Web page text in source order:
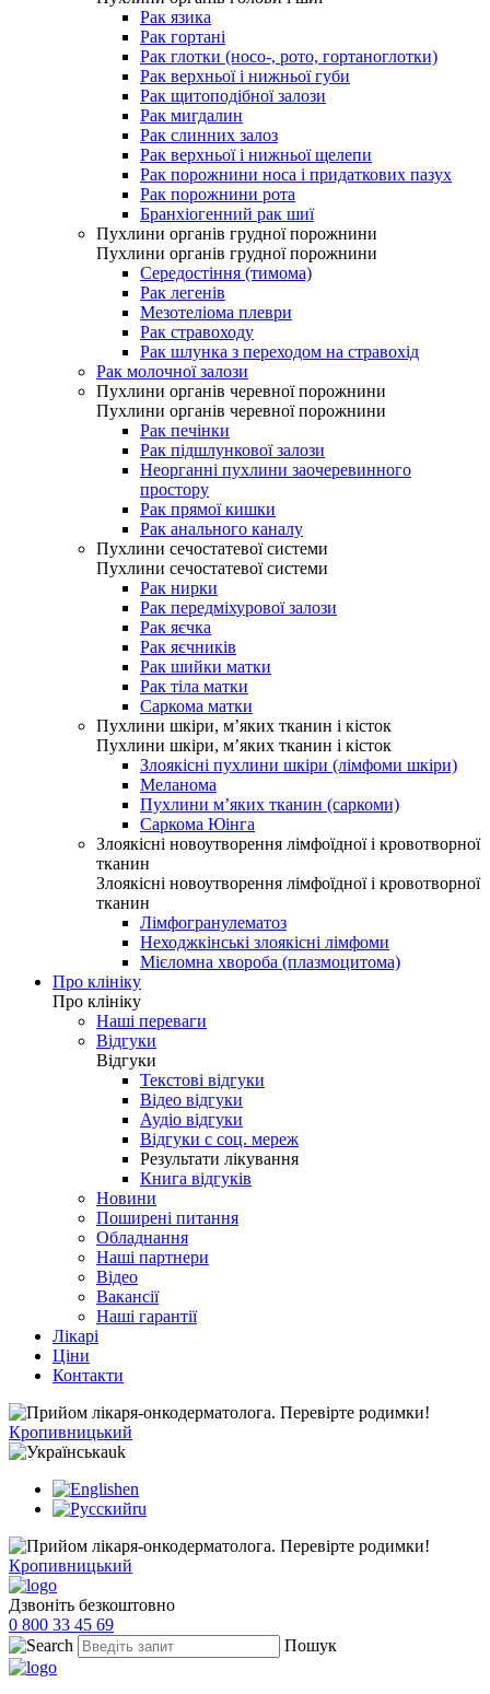
Рак язика
Рак гортані
Рак глотки (носо-, рото, гортаноглотки)
Рак верхньої і нижньої губи
Рак щитоподібної залози
Рак мигдалин
Рак слинних залоз
Рак верхньої і нижньої щелепи
Рак порожнини носа і придаткових пазух
Рак порожнини рота
Бранхіогенний рак шиї
Пухлини органів грудної порожнини
Пухлини органів грудної порожнини
Середостіння (тимома)
Рак легенів
Мезотеліома плеври
Рак стравоходу
Рак шлунка з переходом на стравохід
Рак молочної залози
Пухлини органів черевної порожнини
Пухлини органів черевної порожнини
Рак печінки
Рак підшлункової залози
Неорганні пухлини заочеревинного
простору
Рак прямої кишки
Рак анального каналу
Пухлини сечостатевої системи
Пухлини сечостатевої системи
Рак нирки
Рак передміхурової залози
Рак яєчка
Рак яєчників
Рак шийки матки
Рак тіла матки
Саркома матки
Пухлини шкіри, м’яких тканин і кісток
Пухлини шкіри, м’яких тканин і кісток
Злоякісні пухлини шкіри (лімфоми шкіри)
Меланома
Пухлини м’яких тканин (саркоми)
Саркома Юінга
Злоякісні новоутворення лімфоїдної і кровотворної
тканин
Злоякісні новоутворення лімфоїдної і кровотворної
тканин
Лімфогранулематоз
Неходжкінські злоякісні лімфоми
Мієломна хвороба (плазмоцитома)
Про клініку
Про клініку
Наші переваги
Відгуки
Відгуки
Текстові відгуки
Відео відгуки
Аудіо відгуки
Відгуки с соц. мереж
Результати лікування
Книга відгуків
Новини
Поширені питання
Обладнання
Наші партнери
Відео
Вакансії
Наші гарантії
Лікарі
Ціни
Контакти
Кропивницький
uk
en
ru
Кропивницький
Дзвоніть безкоштовно
0 800 33 45 69
Пошук